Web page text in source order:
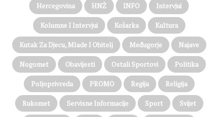
Hercegovina HNŽ INFO Intervjui
Kolumne I Intervjui Košarka Kultura
Kutak Za Djecu, Mlade I Obitelj Međugorje Najave
Nogomet Obavijesti Ostali Sportovi Politika
Poljoprivreda PROMO Regija Religija
Rukomet Servisne Informacije Sport Svijet